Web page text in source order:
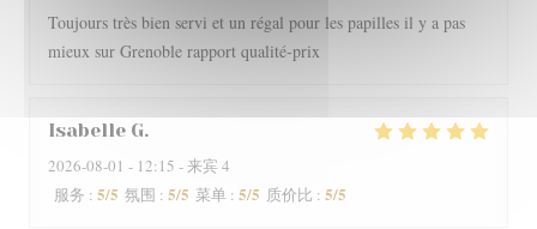
Toujours très bien servi et un régal pour les papilles il y a pas
mieux sur Grenoble rapport qualité-prix
Isabelle G
2026-08-01 - 12:15 - 来宾 4
服务 : 5/5 氛围 : 5/5 菜单 : 5/5 质价比 : 5/5